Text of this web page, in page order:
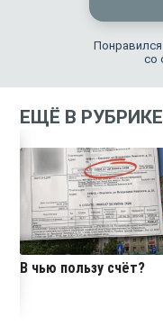
со
ЕЩЁ В РУБРИКЕ
В чью пользу счёт?